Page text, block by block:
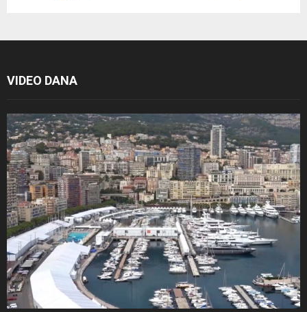
VIDEO DANA